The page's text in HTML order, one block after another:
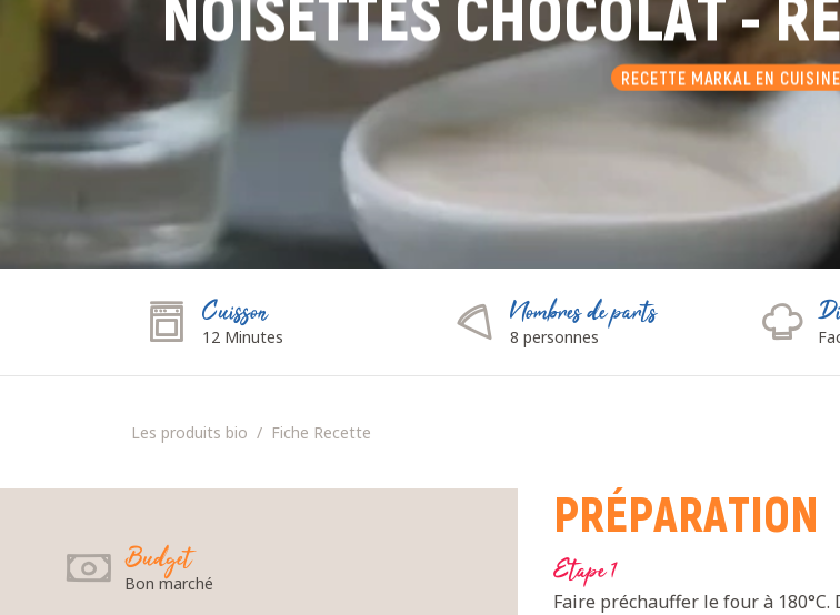
RECETTE MARKAL EN
Cuisson
12 Minutes
Nombres de parts
8 personnes
Les produits bio Fiche Recette
Budget
Bon marché
PRÉPARATION
Etape 1
Faire préchauffer le four à